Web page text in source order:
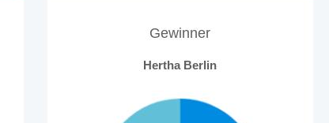
Gewinner
Hertha Berlin